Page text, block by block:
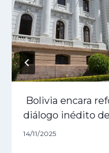
Bolivia encara
diálogo inédito
14/11/2025